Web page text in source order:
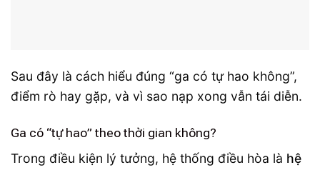
Sau đây là cách hiểu đúng “ga có tự hao không”,
điểm rò hay gặp, và vì sao nạp xong vẫn tái diễn.
Ga có “tự hao” theo thời gian không?
Trong điều kiện lý tưởng, hệ thống điều hòa là hệ